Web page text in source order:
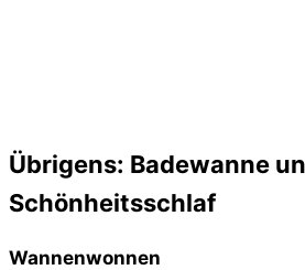
Übrigens: Badewanne
Schönheitsschlaf
Wannenwonnen